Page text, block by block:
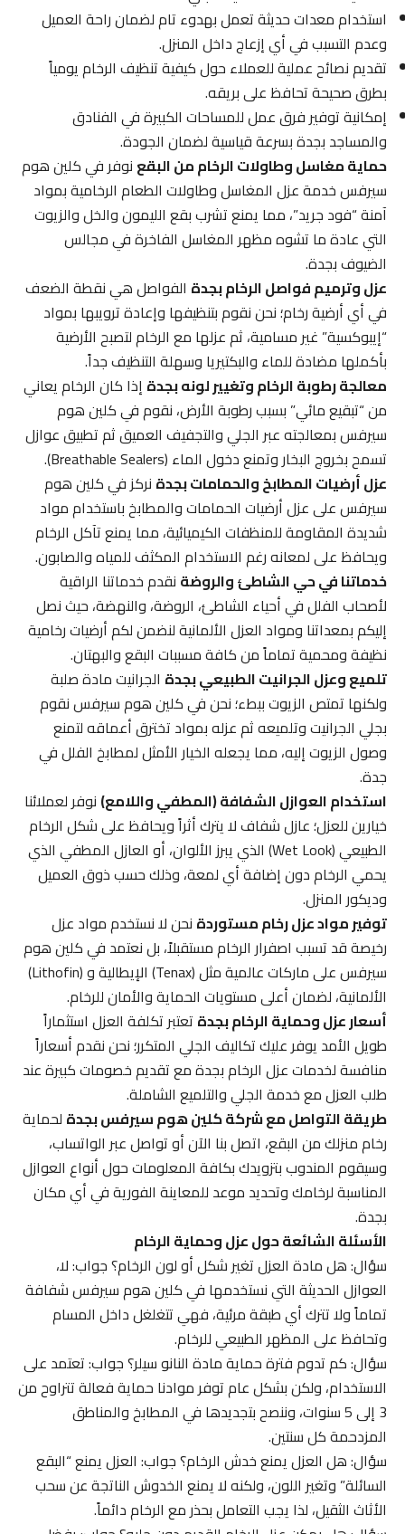
استخدام معدات حديثة تعمل بهدوء تام لضمان راحة العميل
وعدم التسبب في أي إزعاج داخل المنزل.
تقديم نصائح عملية للعملاء حول كيفية تنظيف الرخام يومياً
بطرق صحيحة تحافظ على بريقه.
إمكانية توفير فرق عمل للمساحات الكبيرة في الفنادق
والمساجد بجدة بسرعة قياسية لضمان الجودة.
حماية مغاسل وطاولات الرخام من البقعنوفر في كلين هوم
سيرفس خدمة عزل المغاسل وطاولات الطعام الرخامية بمواد
آمنة “فود جريد”، مما يمنع تشرب بقع الليمون والخل والزيوت
التي عادة ما تشوه مظهر المغاسل الفاخرة في مجالس
الضيوف بجدة.
عزل وترميم فواصل الرخام بجدةالفواصل هي نقطة الضعف
في أي أرضية رخام؛ نحن نقوم بتنظيفها وإعادة ترويبها بمواد
“إيبوكسية” غير مسامية، ثم عزلها مع الرخام لتصبح الأرضية
بأكملها مضادة للماء والبكتيريا وسهلة التنظيف جداً.
معالجة رطوبة الرخام وتغيير لونه بجدةإذا كان الرخام يعاني
من “تبقيع مائي” بسبب رطوبة الأرض، نقوم في كلين هوم
سيرفس بمعالجته عبر الجلي والتجفيف العميق ثم تطبيق عوازل
تسمح بخروج البخار وتمنع دخول الماء (Breathable Sealers).
عزل أرضيات المطابخ والحمامات بجدةنركز في كلين هوم
سيرفس على عزل أرضيات الحمامات والمطابخ باستخدام مواد
شديدة المقاومة للمنظفات الكيميائية، مما يمنع تآكل الرخام
ويحافظ على لمعانه رغم الاستخدام المكثف للمياه والصابون.
خدماتنا في حي الشاطئ والروضةنقدم خدماتنا الراقية
لأصحاب الفلل في أحياء الشاطئ، الروضة، والنهضة، حيث نصل
إليكم بمعداتنا ومواد العزل الألمانية لنضمن لكم أرضيات رخامية
نظيفة ومحمية تماماً من كافة مسببات البقع والبهتان.
تلميع وعزل الجرانيت الطبيعي بجدةالجرانيت مادة صلبة
ولكنها تمتص الزيوت ببطء؛ نحن في كلين هوم سيرفس نقوم
بجلي الجرانيت وتلميعه ثم عزله بمواد تخترق أعماقه لتمنع
وصول الزيوت إليه، مما يجعله الخيار الأمثل لمطابخ الفلل في
جدة.
استخدام العوازل الشفافة (المطفي واللامع)نوفر لعملائنا
خيارين للعزل؛ عازل شفاف لا يترك أثراً ويحافظ على شكل الرخام
الطبيعي (Wet Look) الذي يبرز الألوان، أو العازل المطفي الذي
يحمي الرخام دون إضافة أي لمعة، وذلك حسب ذوق العميل
وديكور المنزل.
توفير مواد عزل رخام مستوردةنحن لا نستخدم مواد عزل
رخيصة قد تسبب اصفرار الرخام مستقبلاً، بل نعتمد في كلين هوم
سيرفس على ماركات عالمية مثل (Tenax) الإيطالية و (Lithofin)
الألمانية، لضمان أعلى مستويات الحماية والأمان للرخام.
أسعار عزل وحماية الرخام بجدةتعتبر تكلفة العزل استثماراً
طويل الأمد يوفر عليك تكاليف الجلي المتكرر؛ نحن نقدم أسعاراً
منافسة لخدمات عزل الرخام بجدة مع تقديم خصومات كبيرة عند
طلب العزل مع خدمة الجلي والتلميع الشاملة.
طريقة التواصل مع شركة كلين هوم سيرفس بجدةلحماية
رخام منزلك من البقع، اتصل بنا الآن أو تواصل عبر الواتساب،
وسيقوم المندوب بتزويدك بكافة المعلومات حول أنواع العوازل
المناسبة لرخامك وتحديد موعد للمعاينة الفورية في أي مكان
بجدة.
الأسئلة الشائعة حول عزل وحماية الرخام
سؤال: هل مادة العزل تغير شكل أو لون الرخام؟ جواب: لا،
العوازل الحديثة التي نستخدمها في كلين هوم سيرفس شفافة
تماماً ولا تترك أي طبقة مرئية، فهي تتغلغل داخل المسام
وتحافظ على المظهر الطبيعي للرخام.
سؤال: كم تدوم فترة حماية مادة النانو سيلر؟ جواب: تعتمد على
الاستخدام، ولكن بشكل عام توفر موادنا حماية فعالة تتراوح من
3 إلى 5 سنوات، وننصح بتجديدها في المطابخ والمناطق
المزدحمة كل سنتين.
سؤال: هل العزل يمنع خدش الرخام؟ جواب: العزل يمنع “البقع
السائلة” وتغير اللون، ولكنه لا يمنع الخدوش الناتجة عن سحب
الأثاث الثقيل، لذا يجب التعامل بحذر مع الرخام دائماً.